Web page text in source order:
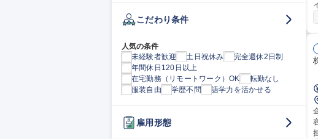
こだわり条件
人気の条件
未経験者歓迎
土日祝休み
完全週休2日制
年間休日120日以上
在宅勤務（リモートワーク）OK
転勤なし
服装自由
学歴不問 語学力を活かせる
雇用形態
企